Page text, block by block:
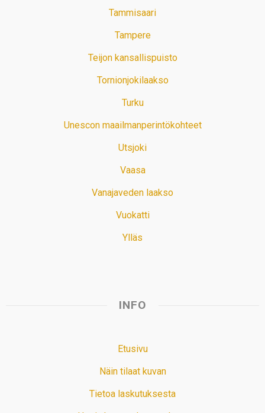
Tammisaari
Tampere
Teijon kansallispuisto
Tornionjokilaakso
Turku
Unescon maailmanperintökohteet
Utsjoki
Vaasa
Vanajaveden laakso
Vuokatti
Ylläs
INFO
Etusivu
Näin tilaat kuvan
Tietoa laskutuksesta